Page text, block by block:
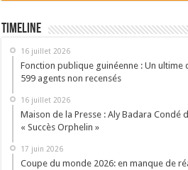
Timeline
16 juillet 2026
Fonction publique guinéenne : Un ultime
599 agents non recensés
16 juillet 2026
Maison de la Presse : Aly Badara
« Succès Orphelin »
17 juin 2026
Coupe du monde 2026: en manque de